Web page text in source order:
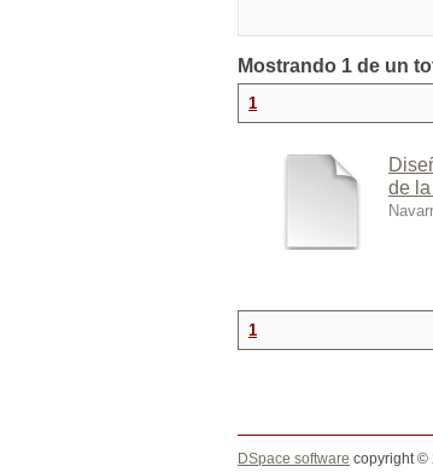
Mostrando 1 de un
1
de
1
DSpace software copyright ©